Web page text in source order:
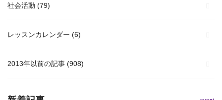
社会活動 (79)
レッスンカレンダー (6)
2013年以前の記事 (908)